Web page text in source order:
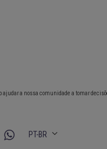
ajudar a nossa comunidade a tomar
PT-BR